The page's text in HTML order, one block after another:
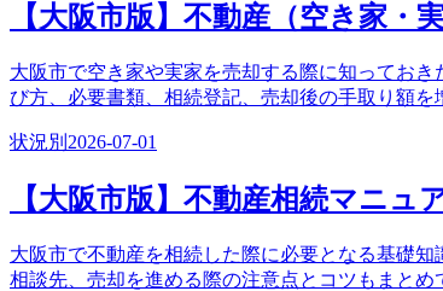
【大阪市版】不動産（空き家
大阪市で空き家や実家を売却する際に知ってお
び方、必要書類、相続登記、売却後の手取り額
状況別 2026-07-01
【大阪市版】不動産相続マニ
大阪市で不動産を相続した際に必要となる基礎
相談先、売却を進める際の注意点とコツもまとめ